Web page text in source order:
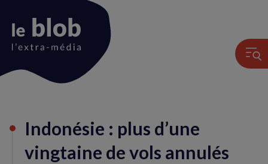
du
Indonésie : plus d’une
vingtaine de vols annulés